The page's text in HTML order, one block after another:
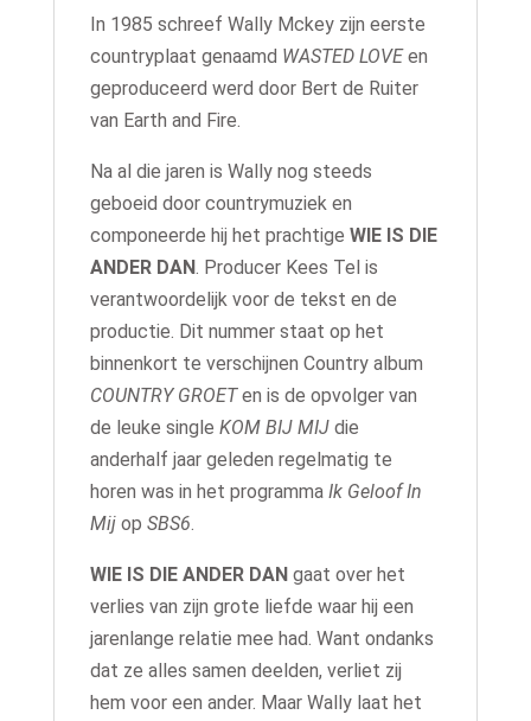
In 1985 schreef Wally Mckey zijn eerste
countryplaat genaamd WASTED LOVEen
geproduceerd werd door Bert de Ruiter
van Earth and Fire.
Na al die jaren is Wally nog steeds
geboeid door countrymuziek en
componeerde hij het prachtige WIE IS DIE
ANDER DAN. Producer Kees Tel is
verantwoordelijk voor de tekst en de
productie. Dit nummer staat op het
binnenkort te verschijnen Country album
COUNTRY GROETen is de opvolger van
de leuke single KOM BIJ MIJdie
anderhalf jaar geleden regelmatig te
horen was in het programma Ik Geloof In
Mijop SBS6.
WIE IS DIE ANDER DANgaat over het
verlies van zijn grote liefde waar hij een
jarenlange relatie mee had. Want ondanks
dat ze alles samen deelden, verliet zij
hem voor een ander. Maar Wally laat het